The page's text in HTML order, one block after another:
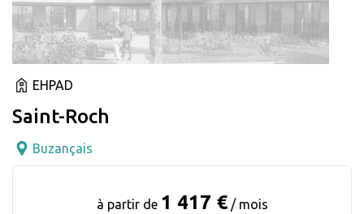
EHPAD
Saint-Roch
Buzançais
à partir de 1 417 € / mois